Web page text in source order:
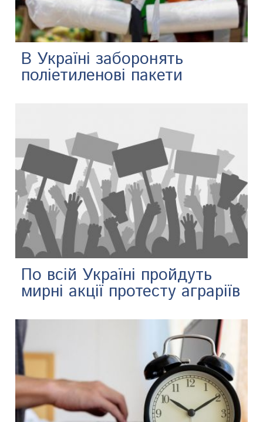
В Україні заборонять
поліетиленові пакети
По всій Україні пройдуть
мирні акції протесту аграріїв